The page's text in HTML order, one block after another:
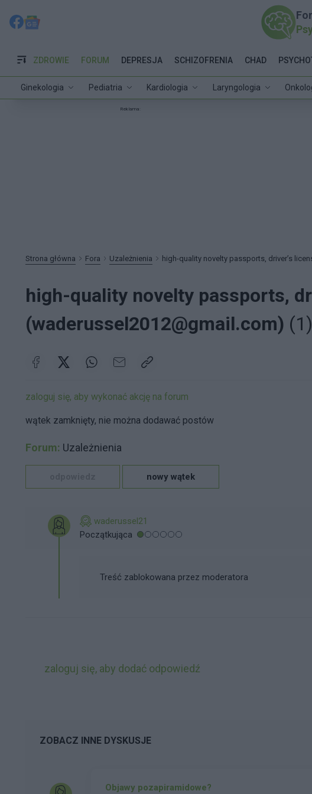
ZDROWIE
Ginekologia Pediatria Kardiologia Laryngologia
FORUM DEPRESJA SCHIZOFRENIA CHAD
Reklama:
Strona główna Fora Uzależnienia high-quality novelty passports, driver’s
high-quality novelty passports,
(waderussel2012@gmail.com) (1)
zaloguj się, aby wykonać akcję na forum
wątek zamknięty, nie można dodawać postów
Forum: Uzależnienia
nowy wątek
waderussel21
Początkująca
Treść zablokowana przez moderatora
zaloguj się, aby dodać odpowiedź
ZOBACZ INNE DYSKUSJE
Objawy pozapiramidowe?